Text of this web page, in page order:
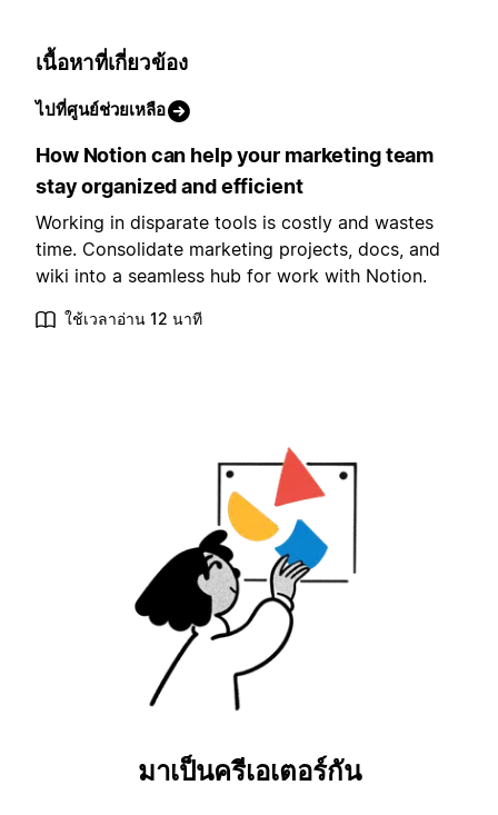
เนื้อหาที่เกี่ยวข้อง
ไปที่ศูนย์ช่วยเหลือ
How Notion can help your marketing team
stay organized and efficient
Working in disparate tools is costly and wastes
time. Consolidate marketing projects, docs, and
wiki into a seamless hub for work with Notion.
ใช้เวลาอ่าน 12 นาที
มาเป็นครีเอเตอร์กัน